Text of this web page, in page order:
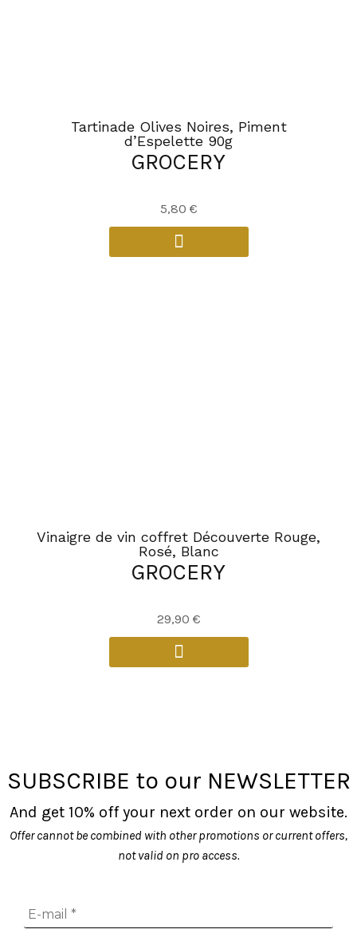
Tartinade Olives Noires, Piment
d’Espelette 90g
GROCERY
5,80 €
Vinaigre de vin coffret Découverte Rouge,
Rosé, Blanc
GROCERY
29,90 €
SUBSCRIBE to our NEWSLETTER
And get 10% off your next order on our website.
Offer cannot be combined with other promotions or current offers,
not valid on pro access.